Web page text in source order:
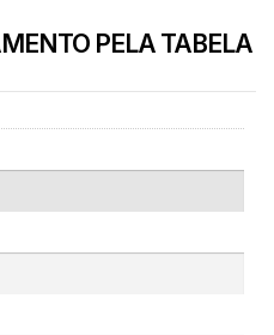
PELA TABELA